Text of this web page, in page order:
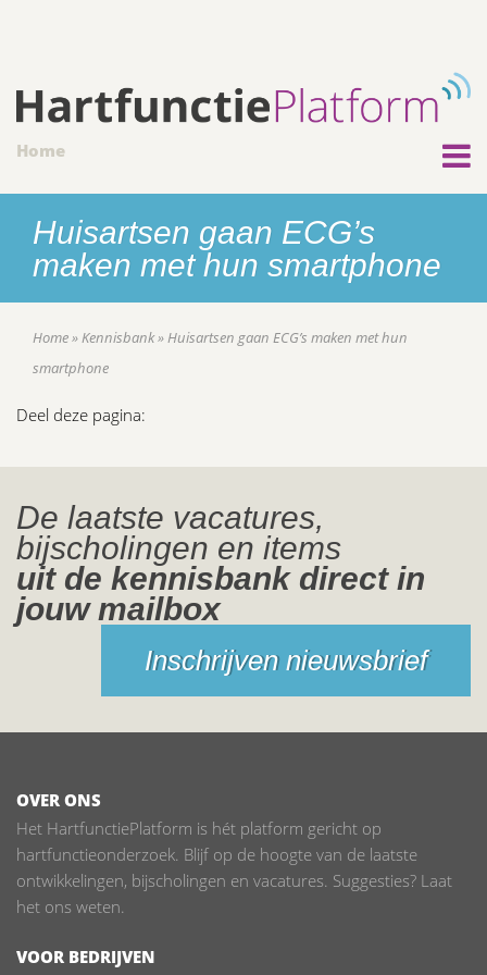
Home
Huisartsen gaan ECG’s
maken met hun smartphone
Home»Kennisbank»Huisartsen gaan ECG’s maken met hun
smartphone
Deel deze pagina:
De laatste vacatures,
bijscholingen en items
uit de kennisbank direct in
jouw mailbox
Inschrijven nieuwsbrief
OVER ONS
Het HartfunctiePlatform is hét platform gericht op
hartfunctieonderzoek. Blijf op de hoogte van de laatste
ontwikkelingen, bijscholingen en vacatures. Suggesties? Laat
het ons weten.
VOOR BEDRIJVEN